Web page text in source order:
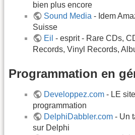
bien plus encore
Sound Media - Idem
Suisse
Eil - esprit - Rare CDs,
Records, Vinyl Records,
Programmation en
Developpez.com - LE
programmation
DelphiDabbler.com - Un
sur Delphi